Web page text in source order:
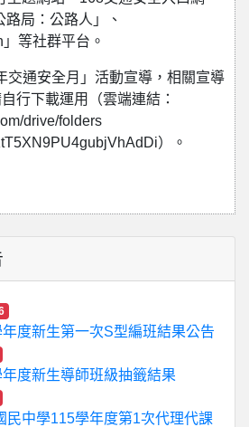
局：公路人」、
等社群平台。
交通安全月」活動宣導，相關宣導
行下載運用（雲端連結：
drive/folders
）。
度新生第一次S型編班結果公告
度新生導師班級抽籤結果
民中學115學年度第1次代理代課